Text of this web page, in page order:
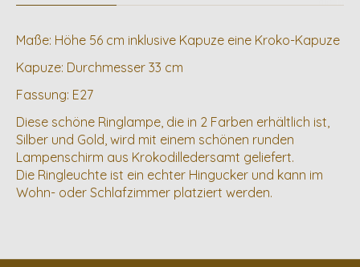
Maße: Höhe 56 cm inklusive Kapuze eine Kroko-Kapuze
Kapuze: Durchmesser 33 cm
Fassung: E27
Diese schöne Ringlampe, die in 2 Farben erhältlich ist,
Silber und Gold, wird mit einem schönen runden
Lampenschirm aus Krokodilledersamt geliefert.
Die Ringleuchte ist ein echter Hingucker und kann im
Wohn- oder Schlafzimmer platziert werden.